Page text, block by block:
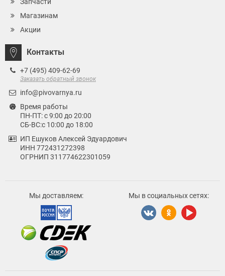
Магазинам
Акции
Контакты
+7 (495) 409-62-69
Заказать обратный звонок
info@pivovarnya.ru
Время работы
ПН-ПТ: с 9:00 до 20:00
СБ-ВС:с 10:00 до 18:00
ИП Ешуков Алексей Эдуардович
ИНН 772431272398
ОГРНИП 311774622301059
Мы доставляем: Мы в социальных сетях: